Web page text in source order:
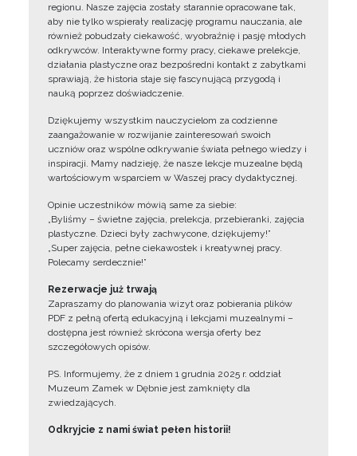
regionu. Nasze zajęcia zostały starannie opracowane tak,
aby nie tylko wspierały realizację programu nauczania, ale
również pobudzały ciekawość, wyobraźnię i pasję młodych
odkrywców. Interaktywne formy pracy, ciekawe prelekcje,
działania plastyczne oraz bezpośredni kontakt z zabytkami
sprawiają, że historia staje się fascynującą przygodą i
nauką poprzez doświadczenie.
Dziękujemy wszystkim nauczycielom za codzienne
zaangażowanie w rozwijanie zainteresowań swoich
uczniów oraz wspólne odkrywanie świata pełnego wiedzy i
inspiracji. Mamy nadzieję, że nasze lekcje muzealne będą
wartościowym wsparciem w Waszej pracy dydaktycznej.
Opinie uczestników mówią same za siebie:
„Byliśmy – świetne zajęcia, prelekcja, przebieranki, zajęcia
plastyczne. Dzieci były zachwycone, dziękujemy!”
„Super zajęcia, pełne ciekawostek i kreatywnej pracy.
Polecamy serdecznie!”
Rezerwacje już trwają
Zapraszamy do planowania wizyt oraz pobierania plików
PDF z pełną ofertą edukacyjną i lekcjami muzealnymi –
dostępna jest również skrócona wersja oferty bez
szczegółowych opisów.
PS. Informujemy, że z dniem 1 grudnia 2025 r. oddział
Muzeum Zamek w Dębnie jest zamknięty dla
zwiedzających.
Odkryjcie z nami świat pełen historii!